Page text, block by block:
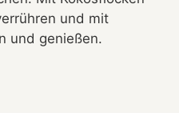
und mit
und genießen.